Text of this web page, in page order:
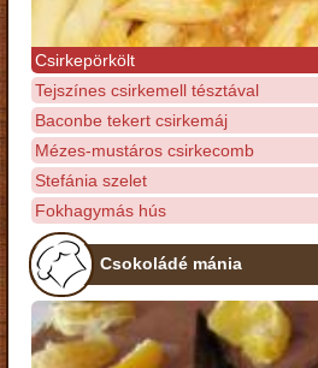
Csirkepörkölt
Tejszínes csirkemell tésztával
Baconbe tekert csirkemáj
Mézes-mustáros csirkecomb
Stefánia szelet
Fokhagymás hús
Csokoládé mánia